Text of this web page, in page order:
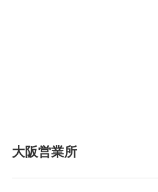
大阪営業所